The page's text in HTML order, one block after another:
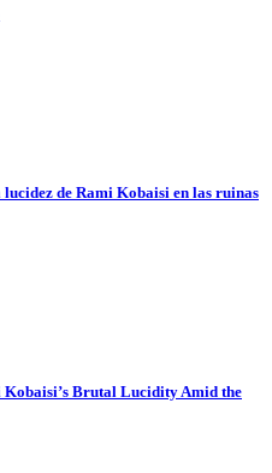
de Rami Kobaisi en las ruinas
Kobaisi’s Brutal Lucidity Amid the